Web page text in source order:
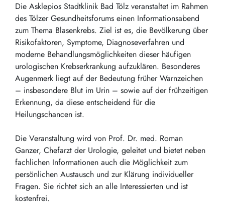
Die Asklepios Stadtklinik Bad Tölz veranstaltet im Rahmen
des Tölzer Gesundheitsforums einen Informationsabend
zum Thema Blasenkrebs. Ziel ist es, die Bevölkerung über
Risikofaktoren, Symptome, Diagnoseverfahren und
moderne Behandlungsmöglichkeiten dieser häufigen
urologischen Krebserkrankung aufzuklären. Besonderes
Augenmerk liegt auf der Bedeutung früher Warnzeichen
– insbesondere Blut im Urin – sowie auf der frühzeitigen
Erkennung, da diese entscheidend für die
Heilungschancen ist.
Die Veranstaltung wird von Prof. Dr. med. Roman
Ganzer, Chefarzt der Urologie, geleitet und bietet neben
fachlichen Informationen auch die Möglichkeit zum
persönlichen Austausch und zur Klärung individueller
Fragen. Sie richtet sich an alle Interessierten und ist
kostenfrei.